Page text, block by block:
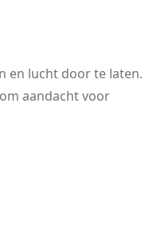
en lucht door te laten.
aandacht voor